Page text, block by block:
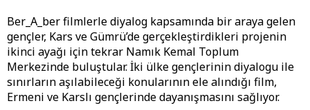
Ber_A_ber filmlerle diyalog kapsamında bir araya gelen
gençler, Kars ve Gümrü’de gerçekleştirdikleri projenin
ikinci ayağı için tekrar Namık Kemal Toplum
Merkezinde buluştular. İki ülke gençlerinin diyalogu ile
sınırların aşılabileceği konularının ele alındığı film,
Ermeni ve Karslı gençlerinde dayanışmasını sağlıyor.